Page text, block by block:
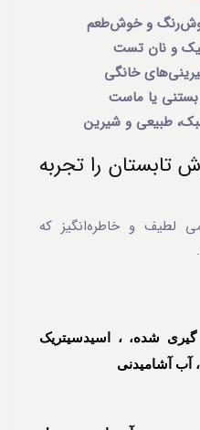
و خوش‌طعم
و نان تست
خانگی
بستنی یا ماست
طبیعی و شیرین
را تجربه
لطیف و خاطره‌انگیز که
گیری شده، ، اسیدسیتریک